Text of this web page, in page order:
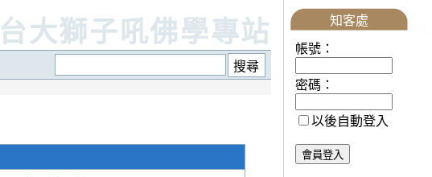
台大獅子吼佛學專站 知客處
帳號：
密碼：
以後自動登入